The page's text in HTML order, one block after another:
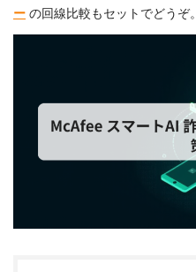
ー の回線比較もセットでどうぞ。